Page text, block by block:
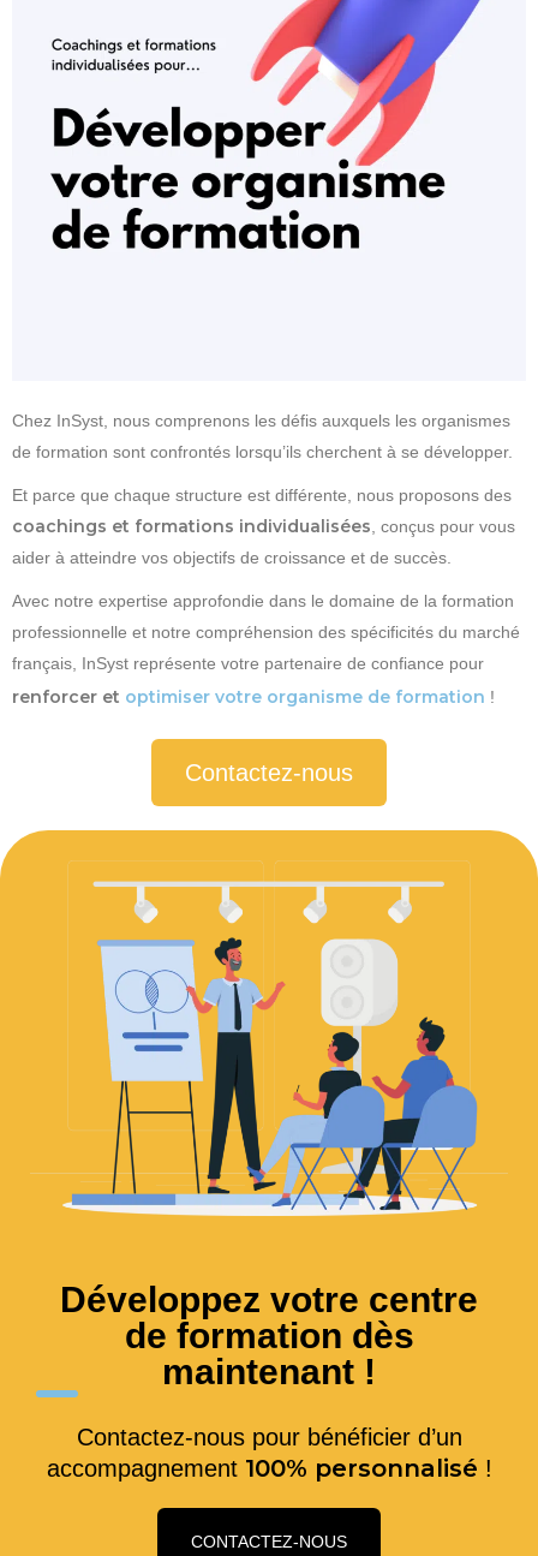
Chez InSyst, nous comprenons les défis auxquels les organismes
de formation sont confrontés lorsqu’ils cherchent à se développer.
Et parce que chaque structure est différente, nous proposons des
coachings et formations individualisées , conçus pour vous
aider à atteindre vos objectifs de croissance et de succès.
Avec notre expertise approfondie dans le domaine de la formation
professionnelle et notre compréhension des spécificités du marché
français, InSyst représente votre partenaire de confiance pour
renforcer et optimiser votre organisme de formation !
Contactez-nous
Développez votre centre
de formation dès
maintenant !
Contactez-nous pour bénéficier d’un
accompagnement 100% personnalisé !
CONTACTEZ-NOUS